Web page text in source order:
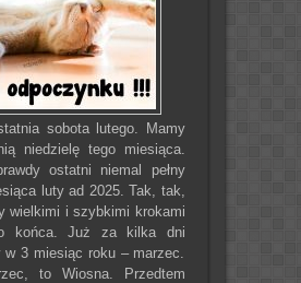
sobota lutego. Mamy
niedzielę tego miesiąca.
ostatni niemal pełny
luty ad 2025. Tak, tak,
wielkimi i szybkimi krokami
końca. Już za kilka dni
w 3 miesiąc roku – marzec.
to Wiosna. Przedtem